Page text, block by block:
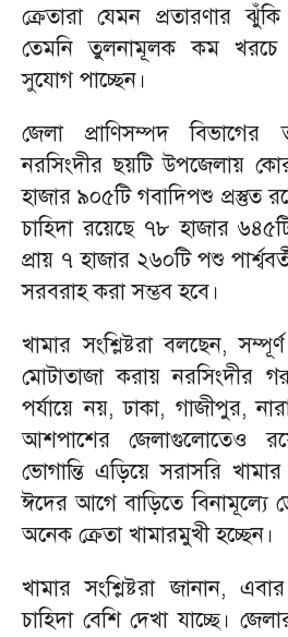
ক্রেতারা যেমন প্রতারণার
তেমনি তুলনামূলক কম খরচে
সুযোগ পাচ্ছেন।
জেলা প্রাণিসম্পদ
নরসিংদীর ছয়টি উপজেলায়
হাজার ৯০৫টি গবাদিপশু প্রস্তুত
চাহিদা রয়েছে ৭৮ হাজার
প্রায় ৭ হাজার ২৬০টি পশু
সরবরাহ করা সম্ভব হবে।
খামার সংশ্লিষ্টরা বলছেন,
মোটাতাজা করায় নরসিংদীর
পর্যায়ে নয়, ঢাকা, গাজীপুর,
আশপাশের জেলাগুলোতেও
ভোগান্তি এড়িয়ে সরাসরি
ঈদের আগে বাড়িতে বিনামূল্যে
অনেক ক্রেতা খামারমুখী হচ্ছেন।
খামার সংশ্লিষ্টরা জানান,
চাহিদা বেশি দেখা যাচ্ছে।